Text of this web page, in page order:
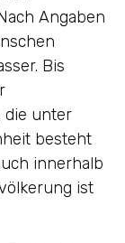
Angaben
Bis
die unter
besteht
innerhalb
ist